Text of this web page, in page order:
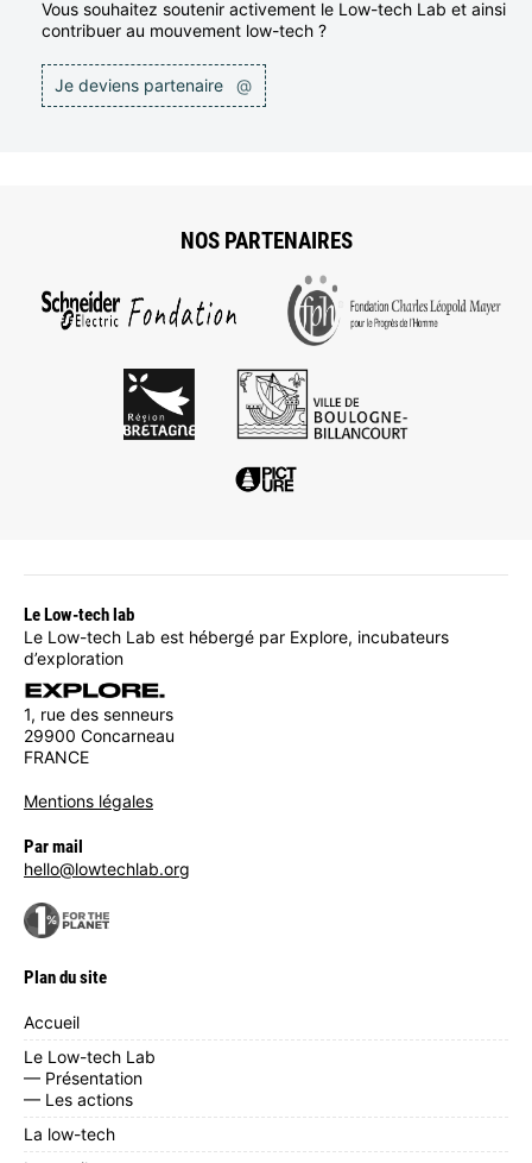
Vous souhaitez soutenir activement le Low-tech Lab et ainsi
contribuer au mouvement low-tech ?
Je deviens partenaire @
NOS PARTENAIRES
Le Low-tech lab
Le Low-tech Lab est hébergé par Explore, incubateurs
d’exploration
1, rue des senneurs
29900 Concarneau
FRANCE
Mentions légales
Par mail
hello@lowtechlab.org
Plan du site
Accueil
Le Low-tech Lab
— Présentation
— Les actions
La low-tech